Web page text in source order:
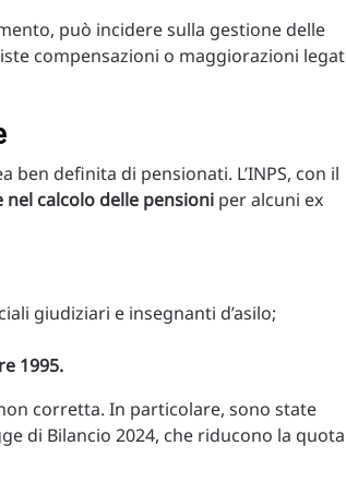
può incidere sulla gestione delle
compensazioni o maggiorazioni
definita di pensionati. L’INPS, con il
nel calcolo delle pensioni per alcuni ex
giudiziari e insegnanti d’asilo;
1995.
corretta. In particolare, sono state
di Bilancio 2024, che riducono la quota